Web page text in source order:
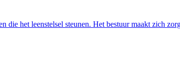
het leenstelsel steunen. Het bestuur maakt zich